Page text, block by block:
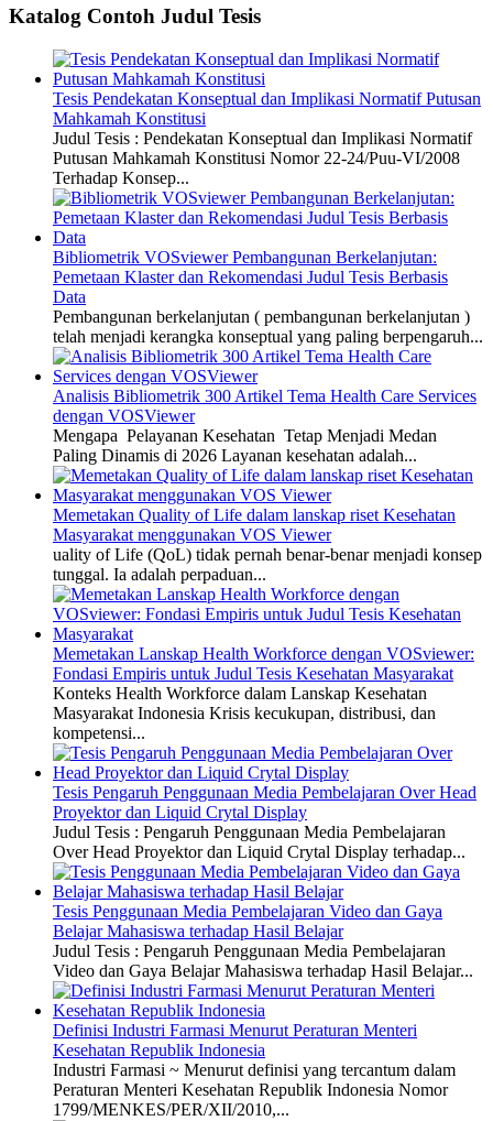
Katalog Contoh Judul Tesis
Tesis Pendekatan Konseptual dan Implikasi Normatif Putusan
Mahkamah Konstitusi
Judul Tesis : Pendekatan Konseptual dan Implikasi Normatif
Putusan Mahkamah Konstitusi Nomor 22-24/Puu-VI/2008
Terhadap Konsep...
Bibliometrik VOSviewer Pembangunan Berkelanjutan:
Pemetaan Klaster dan Rekomendasi Judul Tesis Berbasis
Data
Pembangunan berkelanjutan ( pembangunan berkelanjutan )
telah menjadi kerangka konseptual yang paling berpengaruh...
Analisis Bibliometrik 300 Artikel Tema Health Care Services
dengan VOSViewer
Mengapa Pelayanan Kesehatan Tetap Menjadi Medan
Paling Dinamis di 2026 Layanan kesehatan adalah...
Memetakan Quality of Life dalam lanskap riset Kesehatan
Masyarakat menggunakan VOS Viewer
uality of Life (QoL) tidak pernah benar-benar menjadi konsep
tunggal. Ia adalah perpaduan...
Memetakan Lanskap Health Workforce dengan VOSviewer:
Fondasi Empiris untuk Judul Tesis Kesehatan Masyarakat
Konteks Health Workforce dalam Lanskap Kesehatan
Masyarakat Indonesia Krisis kecukupan, distribusi, dan
kompetensi...
Tesis Pengaruh Penggunaan Media Pembelajaran Over Head
Proyektor dan Liquid Crytal Display
Judul Tesis : Pengaruh Penggunaan Media Pembelajaran
Over Head Proyektor dan Liquid Crytal Display terhadap...
Tesis Penggunaan Media Pembelajaran Video dan Gaya
Belajar Mahasiswa terhadap Hasil Belajar
Judul Tesis : Pengaruh Penggunaan Media Pembelajaran
Video dan Gaya Belajar Mahasiswa terhadap Hasil Belajar...
Definisi Industri Farmasi Menurut Peraturan Menteri
Kesehatan Republik Indonesia
Industri Farmasi ~ Menurut definisi yang tercantum dalam
Peraturan Menteri Kesehatan Republik Indonesia Nomor
1799/MENKES/PER/XII/2010,...